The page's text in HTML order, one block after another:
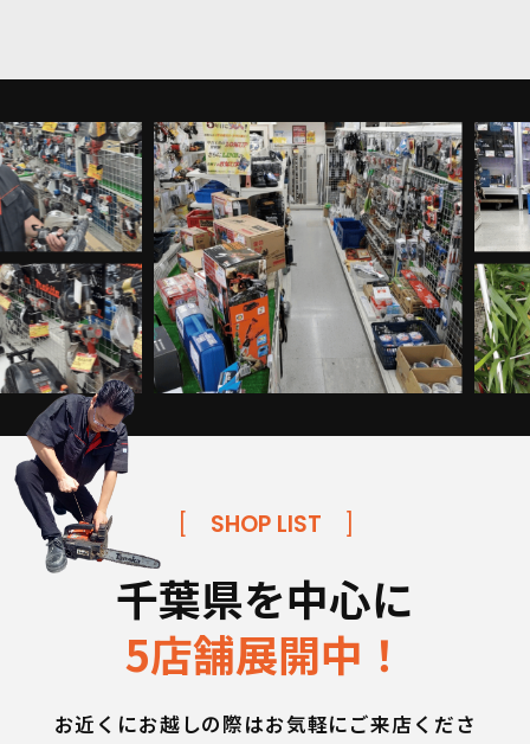
[ SHOP LIST ]
千葉県を中心に
5店舗展開中！
お近くにお越しの際はお気軽にご来店くださ